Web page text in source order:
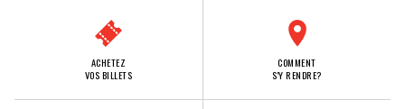
ACHETEZ
VOS BILLETS
COMMENT
S'Y RENDRE?